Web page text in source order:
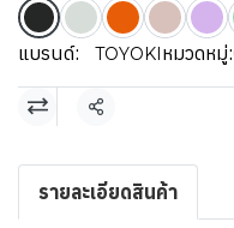
แบรนด์: TOYOKIหมวดหมู่:
แชร์
รายละเอียดสินค้า